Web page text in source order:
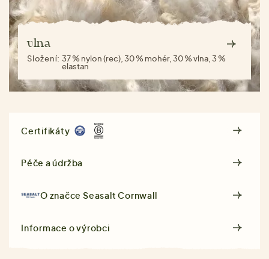
vlna
Složení: 37 % nylon (rec), 30 % mohér, 30 % vlna, 3 %
elastan
Certifikáty
Péče a údržba
O značceSeasalt Cornwall
Informace o výrobci